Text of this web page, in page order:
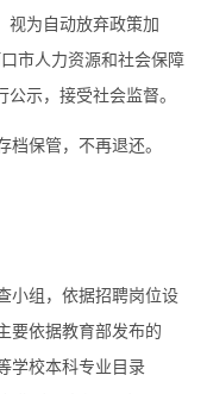
视为自动放弃政策加
市人力资源和社会保障
示，接受社会监督。
档保管，不再退还。
小组，依据招聘岗位设
要依据教育部发布的
学校本科专业目录